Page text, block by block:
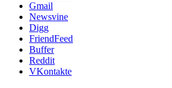
Gmail
Newsvine
Digg
FriendFeed
Buffer
Reddit
VKontakte